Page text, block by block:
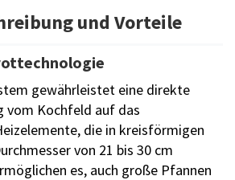
und Vorteile
gewährleistet eine direkte
vom Kochfeld auf das
die in kreisförmigen
von 21 bis 30 cm
es, auch große Pfannen